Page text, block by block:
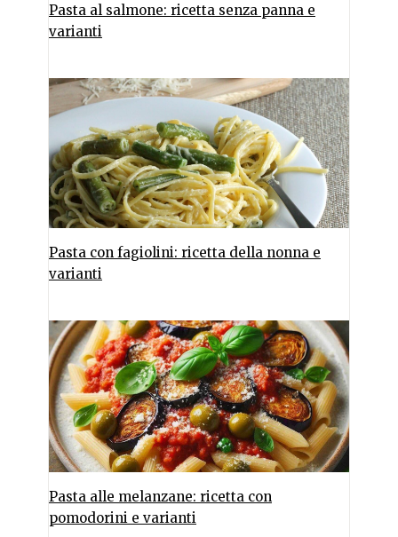
Pasta al salmone: ricetta senza panna e
varianti
Pasta con fagiolini: ricetta della nonna e
varianti
Pasta alle melanzane: ricetta con
pomodorini e varianti